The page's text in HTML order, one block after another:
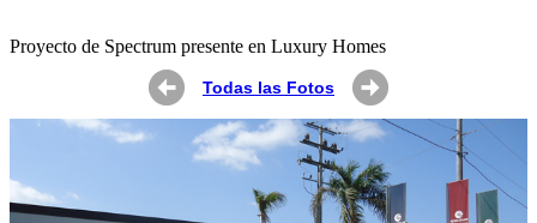
Proyecto de Spectrum presente en Luxury Homes
Todas las Fotos